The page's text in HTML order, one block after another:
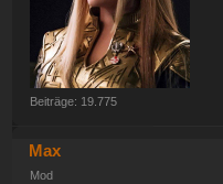
Beiträge: 19.775
Max
Mod